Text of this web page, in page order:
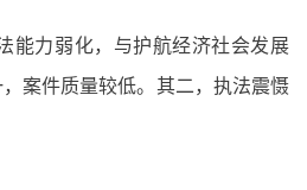
能力弱化，与护航经济社会发展
案件质量较低。其二，执法震慑